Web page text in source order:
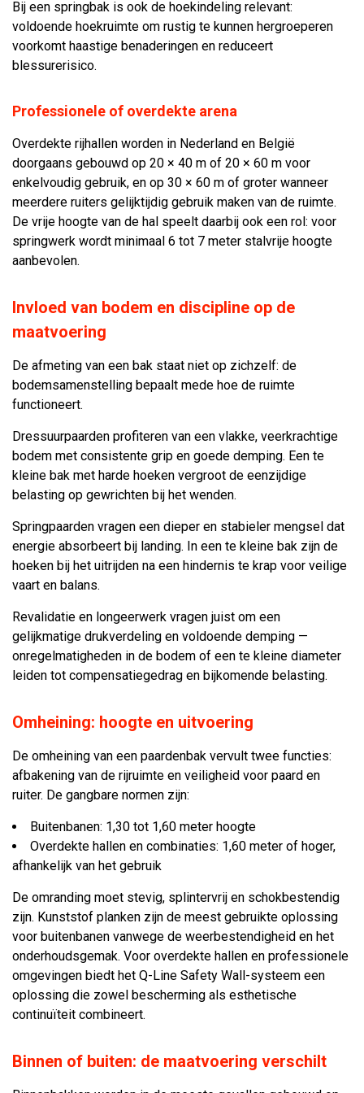
Bij een springbak is ook de hoekindeling relevant:
voldoende hoekruimte om rustig te kunnen hergroeperen
voorkomt haastige benaderingen en reduceert
blessurerisico.
Professionele of overdekte arena
Overdekte rijhallen worden in Nederland en België
doorgaans gebouwd op 20 × 40 m of 20 × 60 m voor
enkelvoudig gebruik, en op 30 × 60 m of groter wanneer
meerdere ruiters gelijktijdig gebruik maken van de ruimte.
De vrije hoogte van de hal speelt daarbij ook een rol: voor
springwerk wordt minimaal 6 tot 7 meter stalvrije hoogte
aanbevolen.
Invloed van bodem en discipline op de
maatvoering
De afmeting van een bak staat niet op zichzelf: de
bodemsamenstelling bepaalt mede hoe de ruimte
functioneert.
Dressuurpaarden profiteren van een vlakke, veerkrachtige
bodem met consistente grip en goede demping. Een te
kleine bak met harde hoeken vergroot de eenzijdige
belasting op gewrichten bij het wenden.
Springpaarden vragen een dieper en stabieler mengsel dat
energie absorbeert bij landing. In een te kleine bak zijn de
hoeken bij het uitrijden na een hindernis te krap voor veilige
vaart en balans.
Revalidatie en longeerwerk vragen juist om een
gelijkmatige drukverdeling en voldoende demping —
onregelmatigheden in de bodem of een te kleine diameter
leiden tot compensatiegedrag en bijkomende belasting.
Omheining: hoogte en uitvoering
De omheining van een paardenbak vervult twee functies:
afbakening van de rijruimte en veiligheid voor paard en
ruiter. De gangbare normen zijn:
Buitenbanen: 1,30 tot 1,60 meter hoogte
Overdekte hallen en combinaties: 1,60 meter of hoger,
afhankelijk van het gebruik
De omranding moet stevig, splintervrij en schokbestendig
zijn. Kunststof planken zijn de meest gebruikte oplossing
voor buitenbanen vanwege de weerbestendigheid en het
onderhoudsgemak. Voor overdekte hallen en professionele
omgevingen biedt het Q-Line Safety Wall-systeem een
oplossing die zowel bescherming als esthetische
continuïteit combineert.
Binnen of buiten: de maatvoering verschilt